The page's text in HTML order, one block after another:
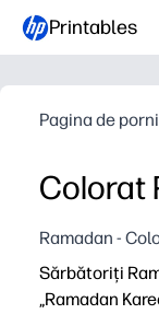
Printables
Pagina de
Colorat
Ramadan -
Sărbătoriți
„Ramadan